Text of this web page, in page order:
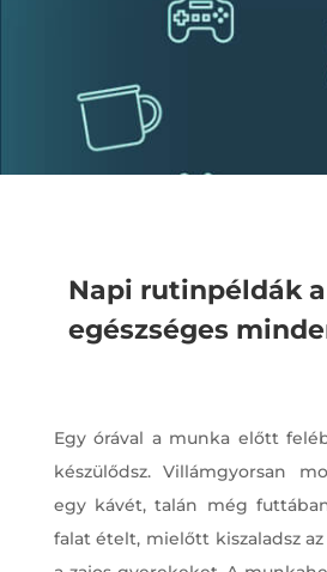
Napi rutinpéldák
egészséges
Egy órával a munka előtt
készülődsz. Villámgyorsan
egy kávét, talán még
falat ételt, mielőtt kiszaladsz